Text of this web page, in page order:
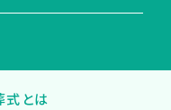
式とは